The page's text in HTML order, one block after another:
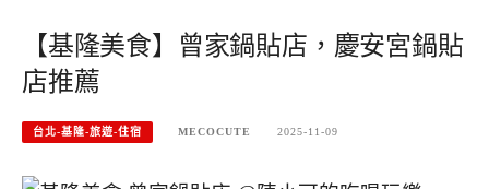
【基隆美食】曾家鍋貼店，慶安宮鍋貼
店推薦
台北-基隆-旅遊-住宿 MECOCUTE 2025-11-09